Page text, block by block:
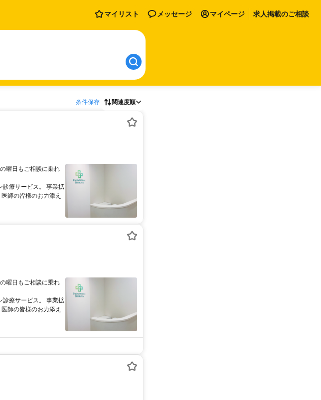
マイリスト メッセージ マイページ 求人掲載のご相談
条件保存 関連度順
曜日もご相談に乗れ
診療サービス。 事業拡
師の皆様のお力添え
曜日もご相談に乗れ
診療サービス。 事業拡
師の皆様のお力添え